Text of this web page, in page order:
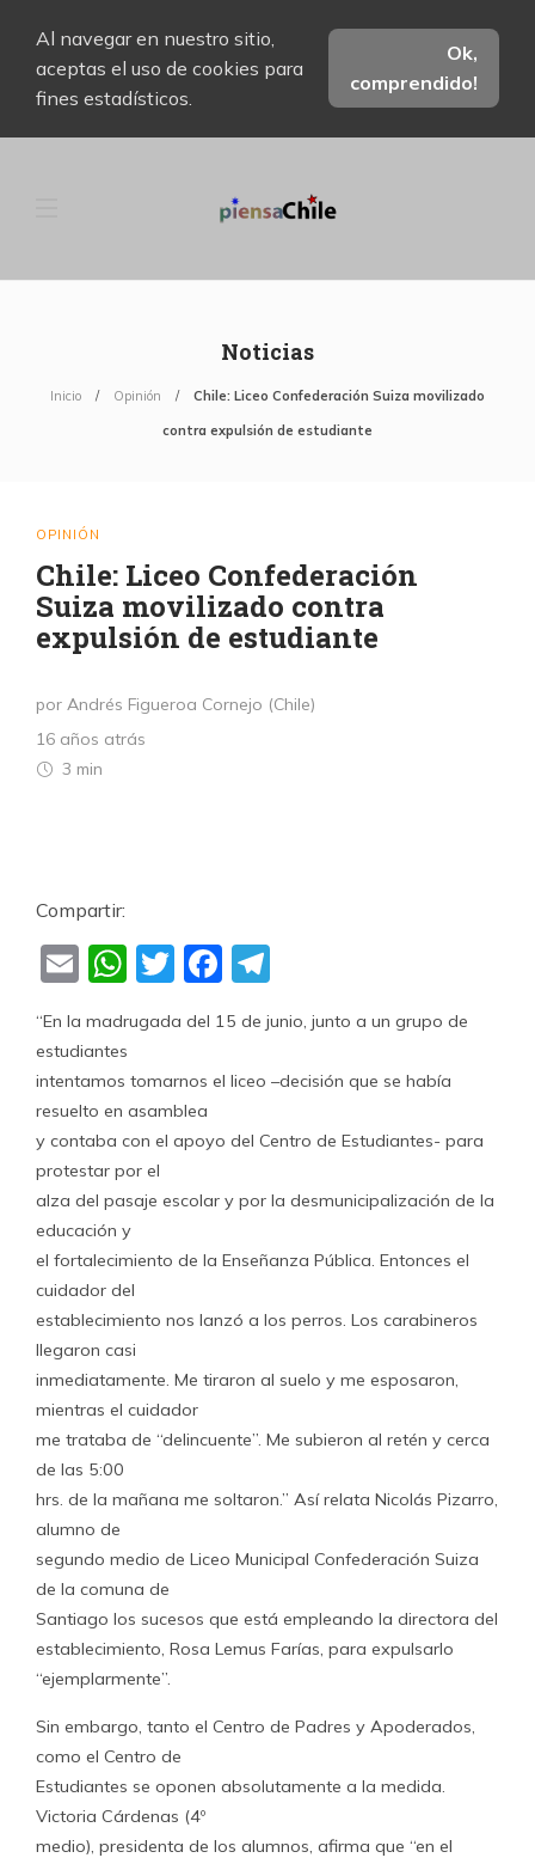
Al navegar en nuestro sitio,
aceptas el uso de cookies para
fines estadísticos.
Ok,
comprendido!
Noticias
Inicio Opinión Chile: Liceo Confederación Suiza movilizado
contra expulsión de estudiante
OPINIÓN
Chile: Liceo Confederación
Suiza movilizado contra
expulsión de estudiante
por Andrés Figueroa Cornejo (Chile)
16 años atrás
3 min
Compartir:
EmailWhatsApp
TwitterFacebook
“En la madrugada del 15 de junio, junto a un grupo de
estudiantes
intentamos tomarnos el liceo –decisión que se había
resuelto en asamblea
y contaba con el apoyo del Centro de Estudiantes- para
protestar por el
alza del pasaje escolar y por la desmunicipalización de la
educación y
el fortalecimiento de la Enseñanza Pública. Entonces el
cuidador del
establecimiento nos lanzó a los perros. Los carabineros
llegaron casi
inmediatamente. Me tiraron al suelo y me esposaron,
mientras el cuidador
me trataba de “delincuente”. Me subieron al retén y cerca
de las 5:00
hrs. de la mañana me soltaron.” Así relata Nicolás Pizarro,
alumno de
segundo medio de Liceo Municipal Confederación Suiza
de la comuna de
Santiago los sucesos que está empleando la directora del
establecimiento, Rosa Lemus Farías, para expulsarlo
“ejemplarmente”.
Sin embargo, tanto el Centro de Padres y Apoderados,
como el Centro de
Estudiantes se oponen absolutamente a la medida.
Victoria Cárdenas (4º
medio), presidenta de los alumnos, afirma que “en el